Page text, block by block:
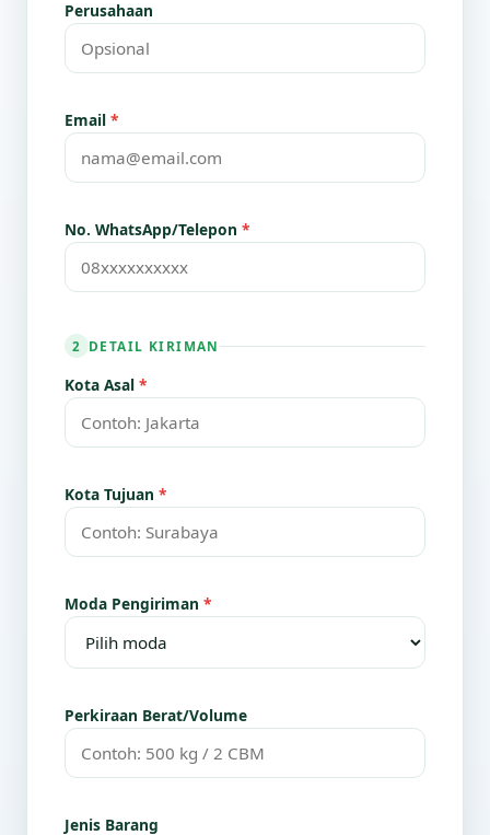
Perusahaan
Email *
No. WhatsApp/Telepon *
2 DETAIL KIRIMAN
Kota Asal *
Kota Tujuan *
Moda Pengiriman *
Perkiraan Berat/Volume
Jenis Barang